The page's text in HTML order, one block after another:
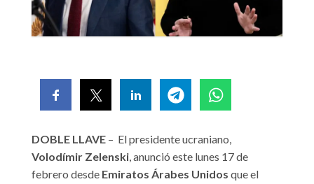
DOBLE LLAVE – El presidente ucraniano,
Volodímir Zelenski, anunció este lunes 17 de
febrero desde Emiratos Árabes Unidos que el